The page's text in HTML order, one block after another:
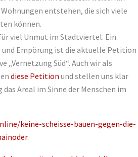
entstehen, die sich viele
können.
viel Unmut im Stadtviertel. Ein
und Empörung ist die aktuelle Petition
Süd“. Auch wir als
diese Petition und stellen uns klar
Areal im Sinne der Menschen im
keine-scheisse-bauen-gegen-die-